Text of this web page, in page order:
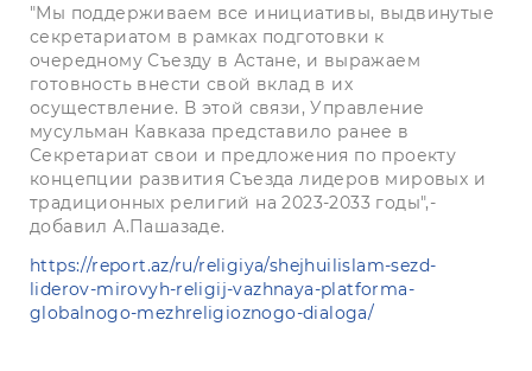
"Мы поддерживаем все инициативы, выдвинутые
секретариатом в рамках подготовки к
очередному Съезду в Астане, и выражаем
готовность внести свой вклад в их
осуществление. В этой связи, Управление
мусульман Кавказа представило ранее в
Секретариат свои и предложения по проекту
концепции развития Съезда лидеров мировых и
традиционных религий на 2023-2033 годы",-
добавил А.Пашазаде.
https://report.az/ru/religiya/shejhuilislam-sezd-
liderov-mirovyh-religij-vazhnaya-platforma-
globalnogo-mezhreligioznogo-dialoga/